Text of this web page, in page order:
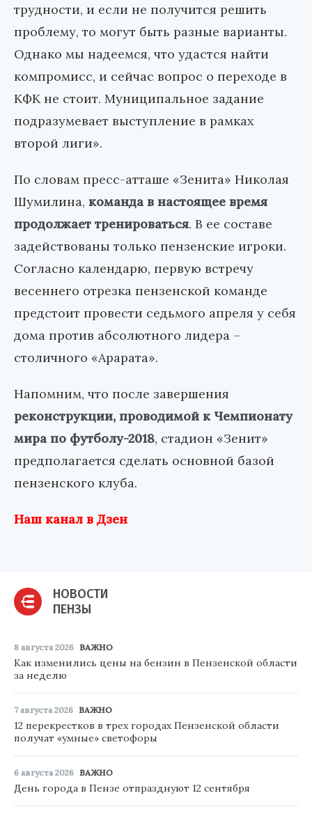
трудности, и если не получится решить
проблему, то могут быть разные варианты.
Однако мы надеемся, что удастся найти
компромисс, и сейчас вопрос о переходе в
КФК не стоит. Муниципальное задание
подразумевает выступление в рамках
второй лиги».
По словам пресс-атташе «Зенита» Николая
Шумилина, команда в настоящее время
продолжает тренироваться. В ее составе
задействованы только пензенские игроки.
Согласно календарю, первую встречу
весеннего отрезка пензенской команде
предстоит провести седьмого апреля у себя
дома против абсолютного лидера –
столичного «Арарата».
Напомним, что после завершения
реконструкции, проводимой к Чемпионату
мира по футболу-2018, стадион «Зенит»
предполагается сделать основной базой
пензенского клуба.
Наш канал в Дзен
НОВОСТИ
ПЕНЗЫ
8 августа 2026 ВАЖНО
Как изменились цены на бензин в Пензенской области
за неделю
7 августа 2026 ВАЖНО
12 перекрестков в трех городах Пензенской области
получат «умные» светофоры
6 августа 2026 ВАЖНО
День города в Пензе отпразднуют 12 сентября